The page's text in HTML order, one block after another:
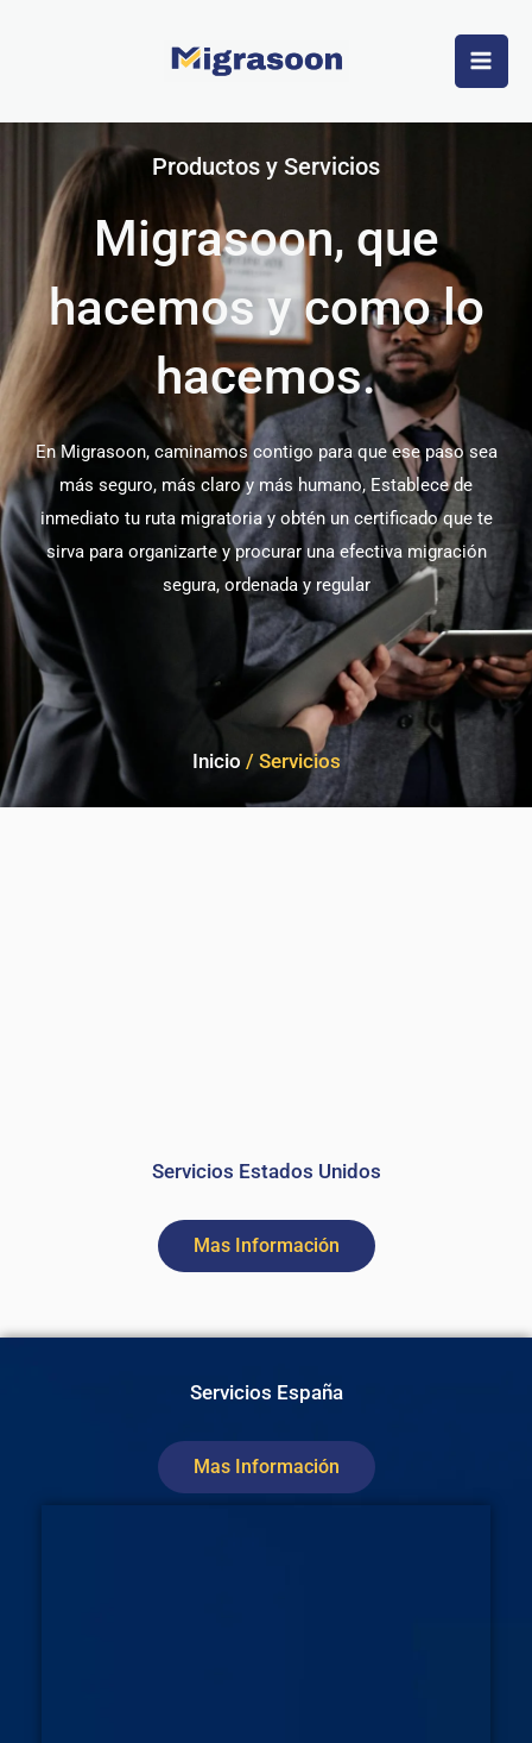
Productos y Servicios
Migrasoon, que
hacemos y como lo
hacemos.
En Migrasoon, caminamos contigo para que ese paso sea
más seguro, más claro y más humano, Establece de
inmediato tu ruta migratoria y obtén un certificado que te
sirva para organizarte y procurar una efectiva migración
segura, ordenada y regular
Inicio / Servicios
Servicios Estados Unidos
Mas Información
Servicios España
Mas Información